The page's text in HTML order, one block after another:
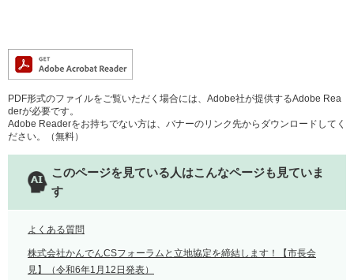
PDF形式のファイルをご覧いただく場合には、Adobe社が提供するAdobe Rea
derが必要です。
Adobe Readerをお持ちでない方は、バナーのリンク先からダウンロードしてく
ださい。（無料）
このページを見ている人はこんなページも見ていま
す
よくある質問
株式会社かんでんCSフォーラムと立地協定を締結します！【市長会
見】（令和6年1月12日発表）